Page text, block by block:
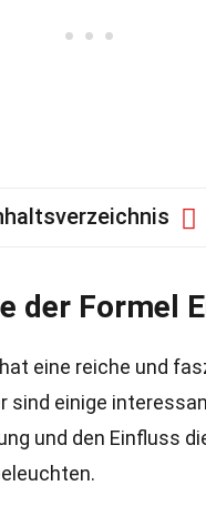
der Formel
eine reiche und
sind einige
und den Einfluss